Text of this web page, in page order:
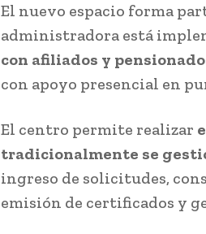
El nuevo espacio forma
administradora está
con afiliados y
con apoyo presencial en
El centro permite realizar
tradicionalmente se
ingreso de solicitudes,
emisión de certificados y